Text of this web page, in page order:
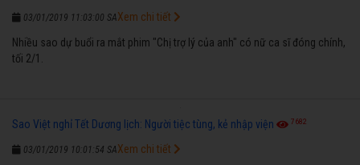
03/01/2019 11:03:00 SA
Nhiều sao dự buổi ra mắt phim "Chị trợ lý của anh" có nữ ca sĩ đóng chính,
tối 2/1.
Xem chi tiết
Sao Việt nghỉ Tết Dương lịch: Người tiệc tùng, kẻ nhập viện 7682
03/01/2019 10:01:54 SAXem chi tiết